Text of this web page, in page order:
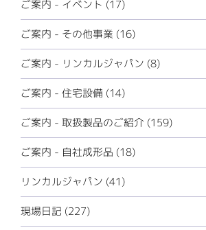
ご案内 - イベント (17)
ご案内 - その他事業 (16)
ご案内 - リンカルジャパン (8)
ご案内 - 住宅設備 (14)
ご案内 - 取扱製品のご紹介 (159)
ご案内 - 自社成形品 (18)
リンカルジャパン (41)
現場日記 (227)